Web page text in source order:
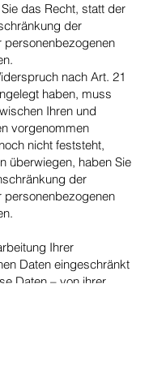
das Recht, statt der
der
personenbezogenen
nach Art. 21
haben, muss
Ihren und
vorgenommen
nicht feststeht,
überwiegen, haben Sie
der
personenbezogenen
Ihrer
Daten eingeschränkt
Daten – von ihrer